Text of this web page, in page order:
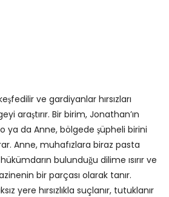
ve gardiyanlar hırsızları
araştırır. Bir birim, Jonathan’ın
ya da Anne, bölgede şüpheli birini
Anne, muhafızlara biraz pasta
bulunduğu dilime ısırır ve
bir parçası olarak tanır.
yere hırsızlıkla suçlanır, tutuklanır